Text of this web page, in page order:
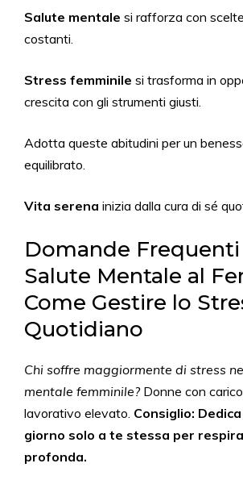
Salute mentale si rafforza con
costanti.
Stress femminile si trasforma in
crescita con gli strumenti giusti.
Adotta queste abitudini per un
equilibrato.
Vita serena inizia dalla cura di sé
Domande Frequenti
Salute Mentale al
Come Gestire lo
Quotidiano
Chi soffre maggiormente di stress
mentale femminile?Donne con
lavorativo elevato. Consiglio:
giorno solo a te stessa per
profonda.